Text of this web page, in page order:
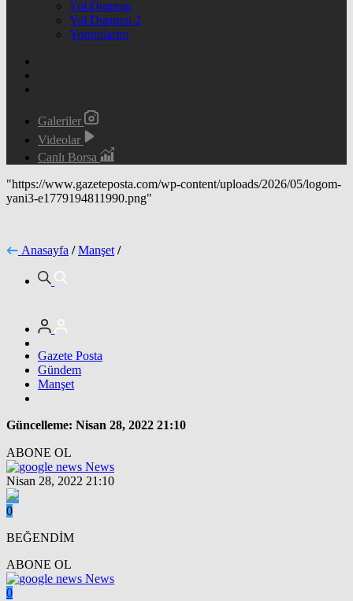
Yol Durumu
Yol Durumu 2
Yorumlarım
Galeriler
Videolar
Canlı Borsa
"https://www.gazeteposta.com/wp-content/uploads/2026/05/logom-
yani3-e1779194811990.png"
Anasayfa / Manşet /
Gazete Posta
Gündem
Manşet
Güncelleme: Nisan 28, 2022 21:10
ABONE OL
News
Nisan 28, 2022 21:10
0
BEĞENDİM
ABONE OL
News
0